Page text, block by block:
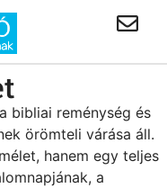
bibliai reménység és
örömteli várása áll.
hanem egy teljes
a